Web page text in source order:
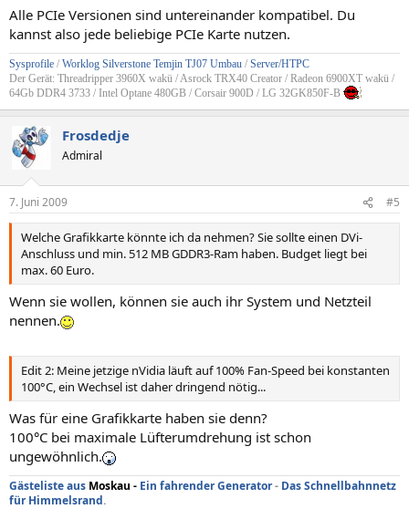
Alle PCIe Versionen sind untereinander kompatibel. Du
kannst also jede beliebige PCIe Karte nutzen.
Sysprofile / Worklog Silverstone Temjin TJ07 Umbau / Server/HTPC
Der Gerät: Threadripper 3960X wakü / Asrock TRX40 Creator / Radeon 6900XT wakü /
64Gb DDR4 3733 / Intel Optane 480GB / Corsair 900D / LG 32GK850F-B
Frosdedje
Admiral
7. Juni 2009 #5
Welche Grafikkarte könnte ich da nehmen? Sie sollte einen DVi-
Anschluss und min. 512 MB GDDR3-Ram haben. Budget liegt bei
max. 60 Euro.
Wenn sie wollen, können sie auch ihr System und Netzteil
nennen.
Edit 2: Meine jetzige nVidia läuft auf 100% Fan-Speed bei konstanten
100°C, ein Wechsel ist daher dringend nötig...
Was für eine Grafikkarte haben sie denn?
100°C bei maximale Lüfterumdrehung ist schon
ungewöhnlich.
Gästeliste aus Moskau - Ein fahrender Generator- Das Schnellbahnnetz
für Himmelsrand.